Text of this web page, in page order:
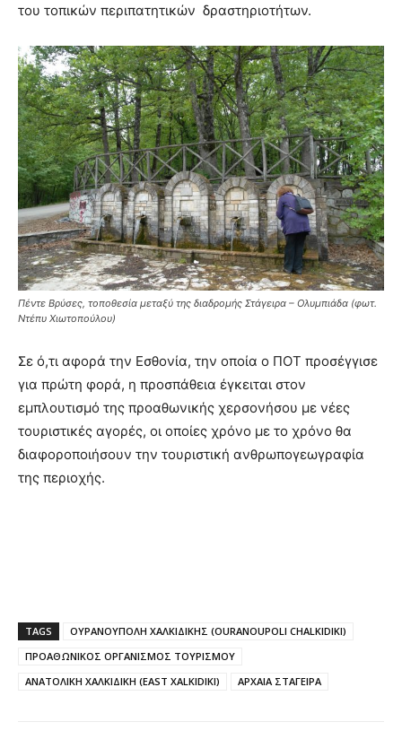
του τοπικών περιπατητικών δραστηριοτήτων.
Πέντε Βρύσες, τοποθεσία μεταξύ της διαδρομής Στάγειρα – Ολυμπιάδα (φωτ.
Ντέπυ Χιωτοπούλου)
Σε ό,τι αφορά την Εσθονία, την οποία ο ΠΟΤ προσέγγισε
για πρώτη φορά, η προσπάθεια έγκειται στον
εμπλουτισμό της προαθωνικής χερσονήσου με νέες
τουριστικές αγορές, οι οποίες χρόνο με το χρόνο θα
διαφοροποιήσουν την τουριστική ανθρωπογεωγραφία
της περιοχής.
TAGS
ΟΥΡΑΝΟΥΠΟΛΗ ΧΑΛΚΙΔΙΚΗΣ (OURANOUPOLI CHALKIDIKI)
ΠΡΟΑΘΩΝΙΚΟΣ ΟΡΓΑΝΙΣΜΟΣ ΤΟΥΡΙΣΜΟΥ
ΑΝΑΤΟΛΙΚΗ ΧΑΛΚΙΔΙΚΗ (EAST XALKIDIKI)
ΑΡΧΑΙΑ ΣΤΑΓΕΙΡΑ